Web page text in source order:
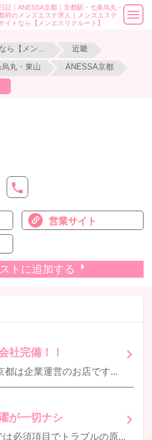
記｜ANESSA京都｜京都駅・七条烏丸・
府のメンズエステ求人｜メンズエステ
イトなら【メンエスリクルート】
近畿
丸・東山 ANESSA京都
営業サイト
トに追加する
社完備！！
が一切ナシ